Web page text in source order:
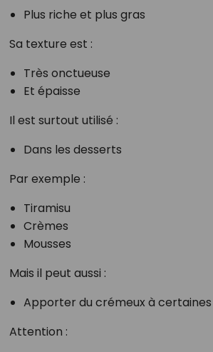
Plus riche et plus gras
Sa texture est :
Très onctueuse
Et épaisse
Il est surtout utilisé :
Dans les desserts
Par exemple :
Tiramisu
Crèmes
Mousses
Mais il peut aussi :
Apporter du crémeux à certaines
Attention :